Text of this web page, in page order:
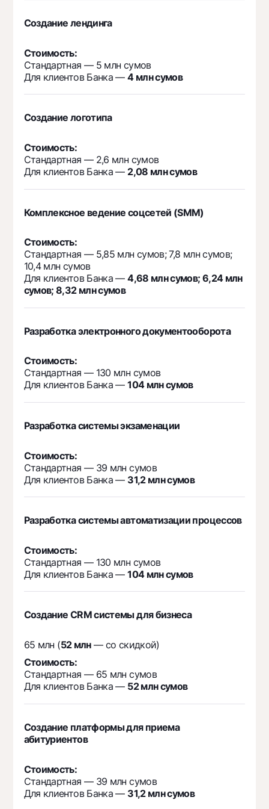
Instagram, Facebook, Telegram, YouTube
в сумму входит Таргет в размере 500$
СТОИМОСТЬ:
Стандартная — 30 млн сумов
Для клиентов Банка —27 млн сумов
Создание лендинга
Стоимость:
Стандартная — 5 млн сумов
Для клиентов Банка —4 млн сумов
Создание логотипа
Стоимость:
Стандартная — 2,6 млн сумов
Для клиентов Банка —2,08 млн сумов
Комплексное ведение соцсетей (SMM)
Стоимость:
Стандартная — 5,85 млн сумов; 7,8 млн сумов;
10,4 млн сумов
Для клиентов Банка —4,68 млн сумов; 6,24 млн
сумов; 8,32 млн сумов
Разработка электронного документооборота
Стоимость:
Стандартная — 130 млн сумов
Для клиентов Банка —104 млн сумов
Разработка системы экзаменации
Стоимость:
Стандартная — 39 млн сумов
Для клиентов Банка — 31,2 млн сумов
Разработка системы автоматизации процессов
Стоимость:
Стандартная — 130 млн сумов
Для клиентов Банка —104 млн сумов
Создание CRM системы для бизнеса
65 млн (52 млн— со скидкой)
Стоимость:
Стандартная — 65 млн сумов
Для клиентов Банка — 52 млн сумов
Создание платформы для приема
абитуриентов
Стоимость:
Стандартная — 39 млн сумов
Для клиентов Банка — 31,2 млн сумов